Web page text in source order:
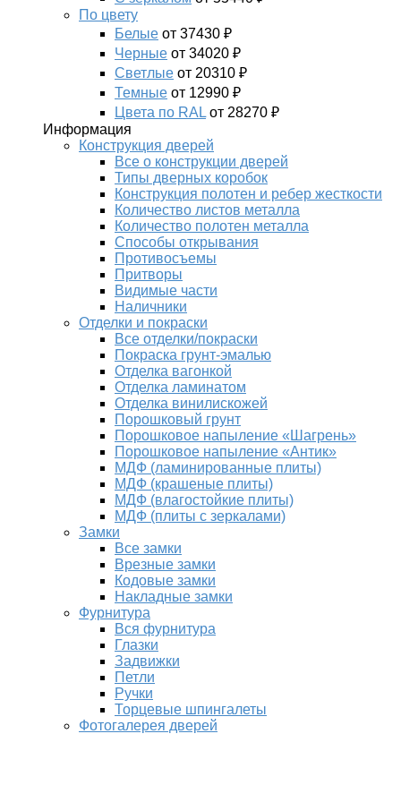
По цвету
Белые от 37430 ₽
Черные от 34020 ₽
Светлые от 20310 ₽
Темные от 12990 ₽
Цвета по RAL от 28270 ₽
Информация
Конструкция дверей
Все о конструкции дверей
Типы дверных коробок
Конструкция полотен и ребер жесткости
Количество листов металла
Количество полотен металла
Способы открывания
Противосъемы
Притворы
Видимые части
Наличники
Отделки и покраски
Все отделки/покраски
Покраска грунт-эмалью
Отделка вагонкой
Отделка ламинатом
Отделка винилискожей
Порошковый грунт
Порошковое напыление «Шагрень»
Порошковое напыление «Антик»
МДФ (ламинированные плиты)
МДФ (крашеные плиты)
МДФ (влагостойкие плиты)
МДФ (плиты с зеркалами)
Замки
Все замки
Врезные замки
Кодовые замки
Накладные замки
Фурнитура
Вся фурнитура
Глазки
Задвижки
Петли
Ручки
Торцевые шпингалеты
Фотогалерея дверей